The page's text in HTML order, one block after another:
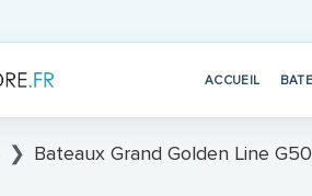
ACCUEIL
Bateaux Grand Golden Line